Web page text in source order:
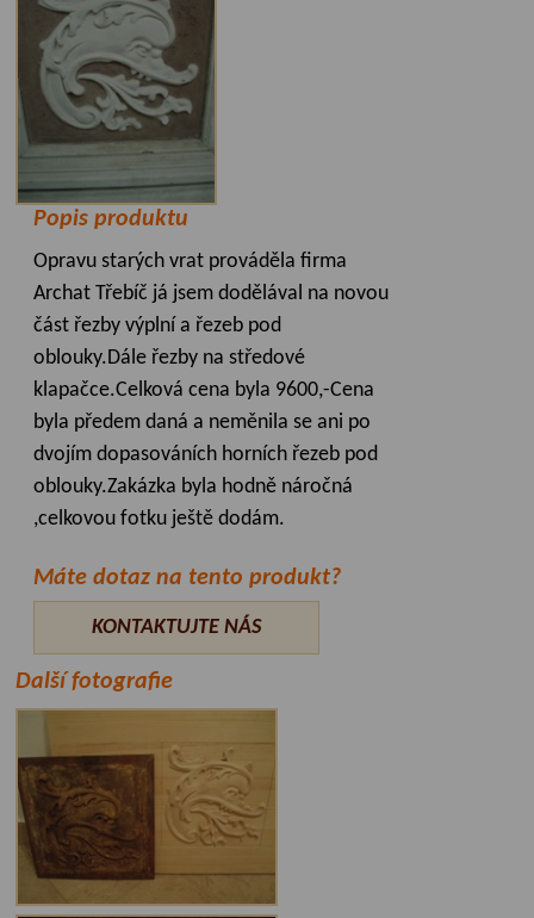
Popis produktu
Opravu starých vrat prováděla firma
Archat Třebíč já jsem dodělával na novou
část řezby výplní a řezeb pod
oblouky.Dále řezby na středové
klapačce.Celková cena byla 9600,-Cena
byla předem daná a neměnila se ani po
dvojím dopasováních horních řezeb pod
oblouky.Zakázka byla hodně náročná
,celkovou fotku ještě dodám.
Máte dotaz na tento produkt?
KONTAKTUJTE NÁS
Další fotografie